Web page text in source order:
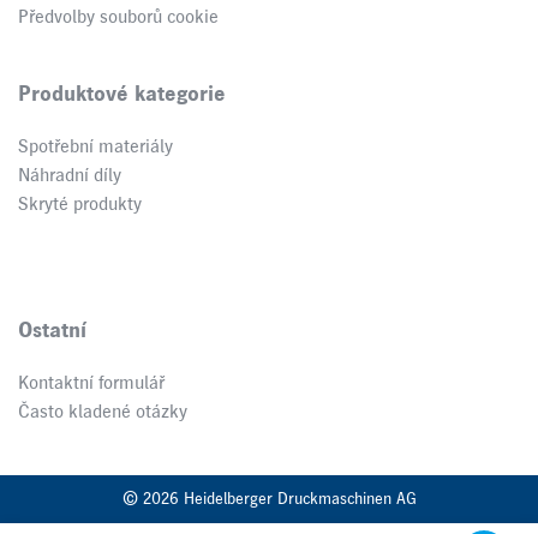
Předvolby souborů cookie
Produktové kategorie
Spotřební materiály
Náhradní díly
Skryté produkty
Ostatní
Kontaktní formulář
Často kladené otázky
© 2026 Heidelberger Druckmaschinen AG